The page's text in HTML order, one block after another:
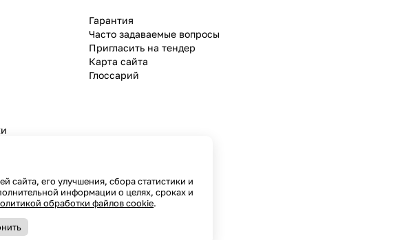
Гарантия
Часто задаваемые вопросы
Пригласить на тендер
Карта сайта
Глоссарий
сайта, его улучшения, сбора статистики и
информации о целях, сроках и
обработки файлов cookie.